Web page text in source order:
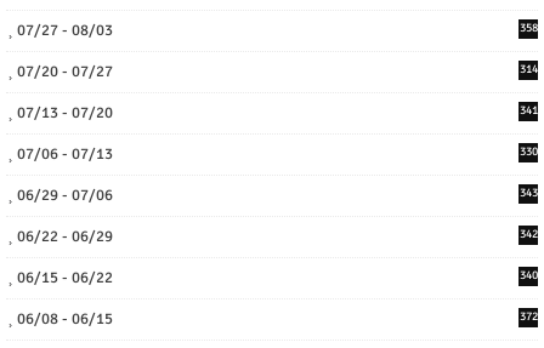
07/27 - 08/03 358
07/20 - 07/27 314
07/13 - 07/20 341
07/06 - 07/13 330
06/29 - 07/06 343
06/22 - 06/29 342
06/15 - 06/22 340
06/08 - 06/15 372